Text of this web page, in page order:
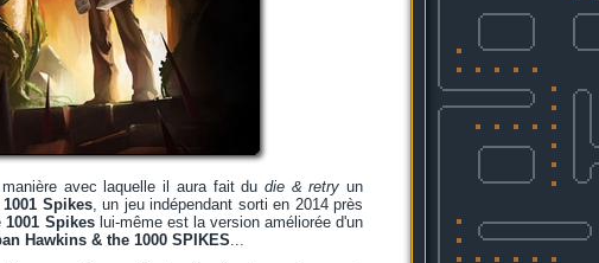
avec laquelle il aura fait du die & retry un
1001 Spikes, un jeu indépendant sorti en 2014 près
1001 Spikeslui-même est la version améliorée d'un
Hawkins & the 1000 SPIKES...